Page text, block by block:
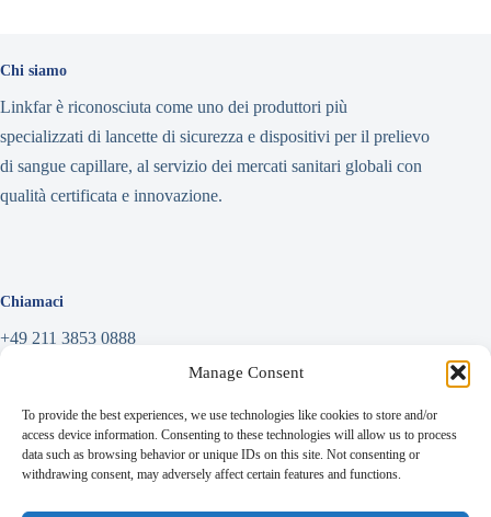
Manage Consent
To provide the best experiences, we use technologies like cookies to store and/or
access device information. Consenting to these technologies will allow us to process
data such as browsing behavior or unique IDs on this site. Not consenting or
withdrawing consent, may adversely affect certain features and functions.
Chi siamo
Linkfar è riconosciuta come uno dei produttori più
specializzati di lancette di sicurezza e dispositivi per il prelievo
di sangue capillare, al servizio dei mercati sanitari globali con
qualità certificata e innovazione.
Chiamaci
+49 211 3853 0888
info@linkfar.de